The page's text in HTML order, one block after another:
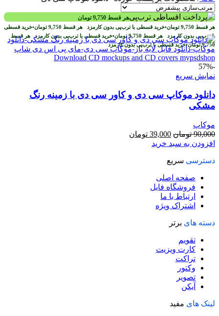
هر قسط 9,750 تومان
هر قسط 9,750 تومان•خرید قسطی با ترب‌پی بدون کارمزد هر قسط 9,750 تومان•خرید قسطی
با ترب‌پی بدون کارمزد هر قسط 9,750 تومان•خرید قسطی با ترب‌پی بدون کارمزد هر قسط
9,750 تومان•خرید قسطی با ترب‌پی بدون کارمزد
-57%
نمایش سریع
دانلود موکاپ سی دی و کاور سی دی با زمینه رنگ
مشکی
موکاپ
90,000 تومان قیمت
اصلی
بود.
39,000 تومان
افزودن به سبد خرید
دسترسی سریع
صفحه اصلی
فروشگاه فایل
ارتباط با ما
اشتراک ویژه
دسته های برتر
تقویم
کارت ویزیت
تراکت
وکتور
تصویر
آیکن
لینک های مفید